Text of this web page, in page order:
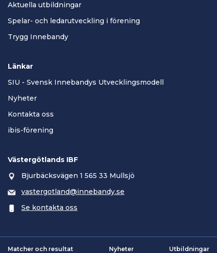
Aktuella utbildningar
Spelar- och ledarutveckling i förening
Trygg Innebandy
Länkar
SIU - Svensk Innebandys Utvecklingsmodell
Nyheter
Kontakta oss
ibis-förening
Västergötlands IBF
Bjurbäcksvägen 1 565 33 Mullsjö
vastergotland@innebandy.se
Se kontakta oss
Matcher och resultat Nyheter Utbildningar